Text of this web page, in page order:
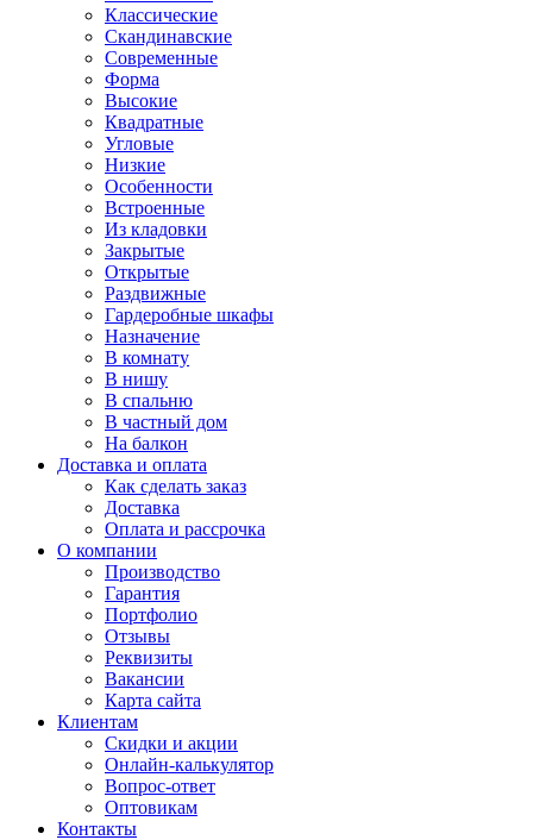
Классические
Скандинавские
Современные
Форма
Высокие
Квадратные
Угловые
Низкие
Особенности
Встроенные
Из кладовки
Закрытые
Открытые
Раздвижные
Гардеробные шкафы
Назначение
В комнату
В нишу
В спальню
В частный дом
На балкон
Доставка и оплата
Как сделать заказ
Доставка
Оплата и рассрочка
О компании
Производство
Гарантия
Портфолио
Отзывы
Реквизиты
Вакансии
Карта сайта
Клиентам
Скидки и акции
Онлайн-калькулятор
Вопрос-ответ
Оптовикам
Контакты